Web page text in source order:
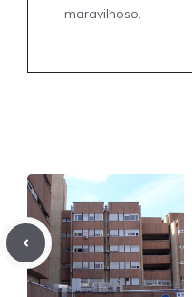
maravilhoso.